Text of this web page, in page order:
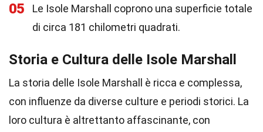
05
Le Isole Marshall coprono una superficie totale
di circa 181 chilometri quadrati.
Storia e Cultura delle Isole Marshall
La storia delle Isole Marshall è ricca e complessa,
con influenze da diverse culture e periodi storici. La
loro cultura è altrettanto affascinante, con